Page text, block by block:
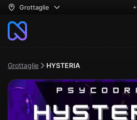
Grottaglie
Grottaglie HYSTERIA